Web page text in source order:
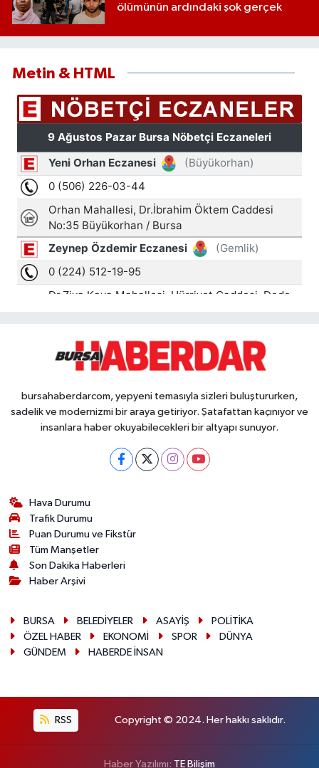
ölümünün ardındaki şok gerçek
Metin & HTML
bursahaberdarcom, yepyeni temasıyla sizleri buluştururken,
sadelik ve modernizmi bir araya getiriyor. Şatafattan kaçınıyor ve
insanlara haber okuyabilecekleri bir altyapı sunuyor.
Hava Durumu
Trafik Durumu
Puan Durumu ve Fikstür
Tüm Manşetler
Son Dakika Haberleri
Haber Arşivi
BURSA BELEDİYELER ASAYİŞ
POLİTİKA
ÖZEL HABER
EKONOMİ SPOR
DÜNYA
GÜNDEM
HABERDE İNSAN
RSS Copyright © 2024. Her hakkı saklıdır.
Haber Yazılımı: TE Bilişim